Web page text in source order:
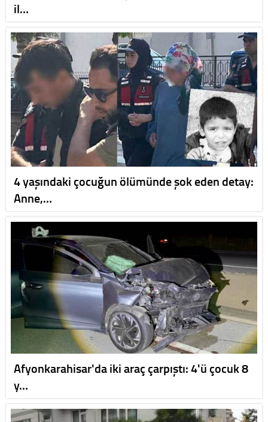
il…
4 yaşındaki çocuğun ölümünde şok eden detay:
Anne,…
Afyonkarahisar'da iki araç çarpıştı: 4'ü çocuk 8
y…